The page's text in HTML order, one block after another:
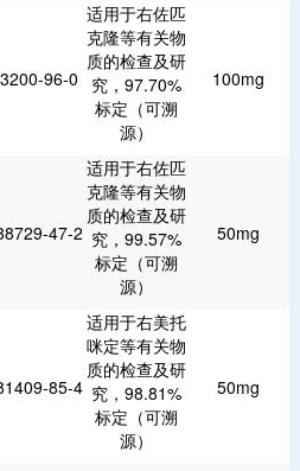
96-0
适用于右佐匹
克隆等有关物
质的检查及研
究，97.70%
标定（可溯
源）
100mg
47-2
适用于右佐匹
克隆等有关物
质的检查及研
究，99.57%
标定（可溯
源）
50mg
85-4
适用于右美托
咪定等有关物
质的检查及研
究，98.81%
标定（可溯
源）
50mg